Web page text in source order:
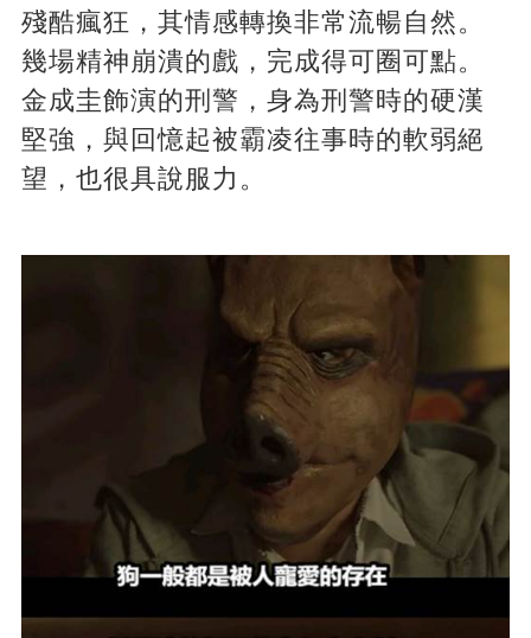
殘酷瘋狂，其情感轉換非常流暢自然。
幾場精神崩潰的戲，完成得可圈可點。
金成圭飾演的刑警，身為刑警時的硬漢
堅強，與回憶起被霸凌往事時的軟弱絕
望，也很具說服力。